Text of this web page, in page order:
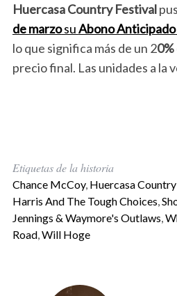
Huercasa Country Festival
de marzosuAbono Anticipado
lo que significa más de un 2
precio final. Las unidades a la
Etiquetas de la historia
Chance McCoy, Huercasa
Harris And The Tough Choices,
Jennings & Waymore's Outlaws,
Road,Will Hoge